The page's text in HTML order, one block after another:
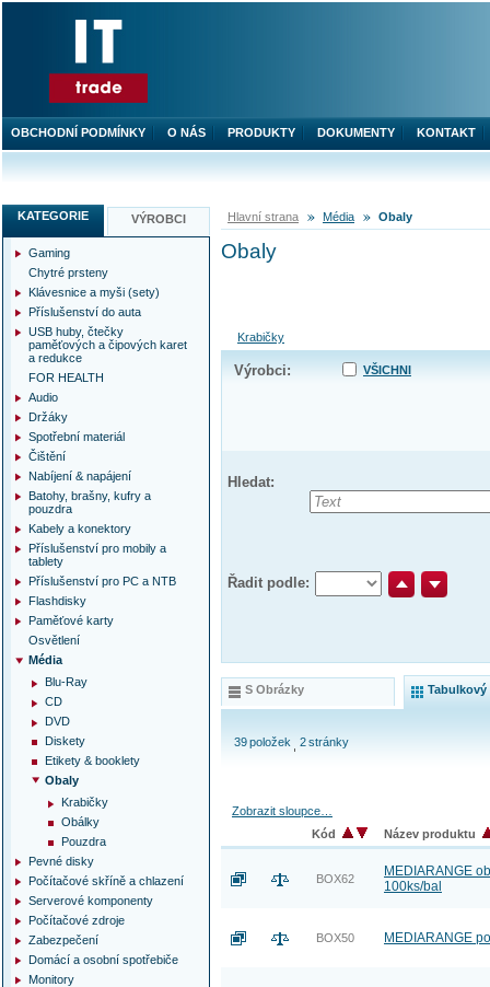
Hlavní strana Média Obaly
Obaly
Krabičky
Výrobci: VŠICHNI
Hledat:
Řadit podle:
S Obrázky Tabulkový
39položek 2stránky
Zobrazit sloupce…
Kód
Název produktu
BOX62
MEDIARANGE
100ks/bal
BOX50 MEDIARANGE
KATEGORIE VÝROBCI
Gaming
Chytré prsteny
Klávesnice a myši (sety)
Příslušenství do auta
USB huby, čtečky
paměťových a čipových karet
a redukce
FOR HEALTH
Audio
Držáky
Spotřební materiál
Čištění
Nabíjení & napájení
Batohy, brašny, kufry a
pouzdra
Kabely a konektory
Příslušenství pro mobily a
tablety
Příslušenství pro PC a NTB
Flashdisky
Paměťové karty
Osvětlení
Média
Blu-Ray
CD
DVD
Diskety
Etikety & booklety
Obaly
Krabičky
Obálky
Pouzdra
Pevné disky
Počítačové skříně a chlazení
Serverové komponenty
Počítačové zdroje
Zabezpečení
Domácí a osobní spotřebiče
Monitory
OBCHODNÍ PODMÍNKY O NÁS PRODUKTY DOKUMENTY KONTAKT